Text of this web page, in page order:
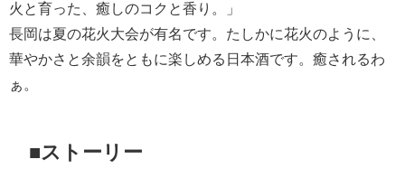
火と育った、癒しのコクと香り。」
長岡は夏の花火大会が有名です。たしかに花火のように、
華やかさと余韻をともに楽しめる日本酒です。癒されるわ
ぁ。
■ストーリー